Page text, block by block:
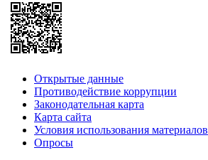
Открытые данные
Противодействие коррупции
Законодательная карта
Карта сайта
Условия использования материалов
Опросы